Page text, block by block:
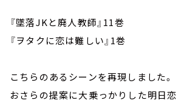
『墜落JKと廃人教師』11巻
『ヲタクに恋は難しい』1巻
こちらのあるシーンを再現しました。
おさらの提案に大乗っかりした明日恋